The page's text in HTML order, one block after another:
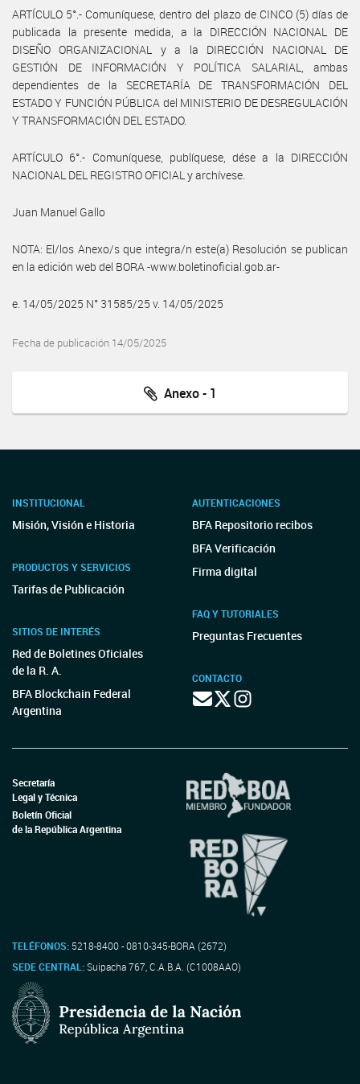
ARTÍCULO 5°.- Comuníquese, dentro del plazo de CINCO (5) días de
publicada la presente medida, a la DIRECCIÓN NACIONAL DE
DISEÑO ORGANIZACIONAL y a la DIRECCIÓN NACIONAL DE
GESTIÓN DE INFORMACIÓN Y POLÍTICA SALARIAL, ambas
dependientes de la SECRETARÍA DE TRANSFORMACIÓN DEL
ESTADO Y FUNCIÓN PÚBLICA del MINISTERIO DE DESREGULACIÓN
Y TRANSFORMACIÓN DEL ESTADO.
ARTÍCULO 6°.- Comuníquese, publíquese, dése a la DIRECCIÓN
NACIONAL DEL REGISTRO OFICIAL y archívese.
Juan Manuel Gallo
NOTA: El/los Anexo/s que integra/n este(a) Resolución se publican
en la edición web del BORA -www.boletinoficial.gob.ar-
e. 14/05/2025 N° 31585/25 v. 14/05/2025
Fecha de publicación 14/05/2025
Anexo - 1
INSTITUCIONAL
Misión, Visión e Historia
PRODUCTOS Y SERVICIOS
Tarifas de Publicación
SITIOS DE INTERÉS
Red de Boletines Oficiales
de la R. A.
BFA Blockchain Federal
Argentina
AUTENTICACIONES
BFA Repositorio recibos
BFA Verificación
Firma digital
FAQ Y TUTORIALES
Preguntas Frecuentes
CONTACTO
Secretaría
Legal y Técnica
Boletín Oficial
de la República Argentina
TELÉFONOS: 5218-8400 - 0810-345-BORA (2672)
SEDE CENTRAL:Suipacha 767, C.A.B.A. (C1008AAO)